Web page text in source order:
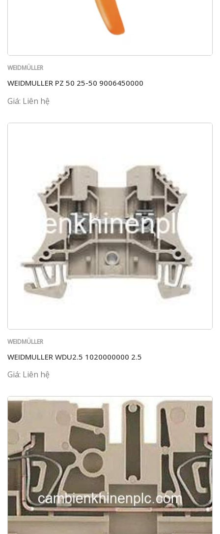
WEIDMÜLLER
WEIDMULLER PZ 50 25-50 9006450000
Giá: Liên hệ
WEIDMÜLLER
WEIDMULLER WDU2.5 1020000000 2.5
Giá: Liên hệ